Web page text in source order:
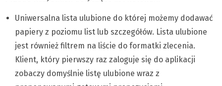
Uniwersalna lista ulubione do której możemy dodawać
papiery z poziomu list lub szczegółów. Lista ulubione
jest również filtrem na liście do formatki zlecenia.
Klient, który pierwszy raz zaloguje się do aplikacji
zobaczy domyślnie listę ulubione wraz z